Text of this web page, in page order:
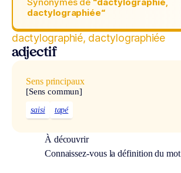
dactylographiée“
dactylographié, dactylographiée
adjectif
Sens principaux
[Sens commun]
saisi tapé
À découvrir
Connaissez-vous la définition du mot